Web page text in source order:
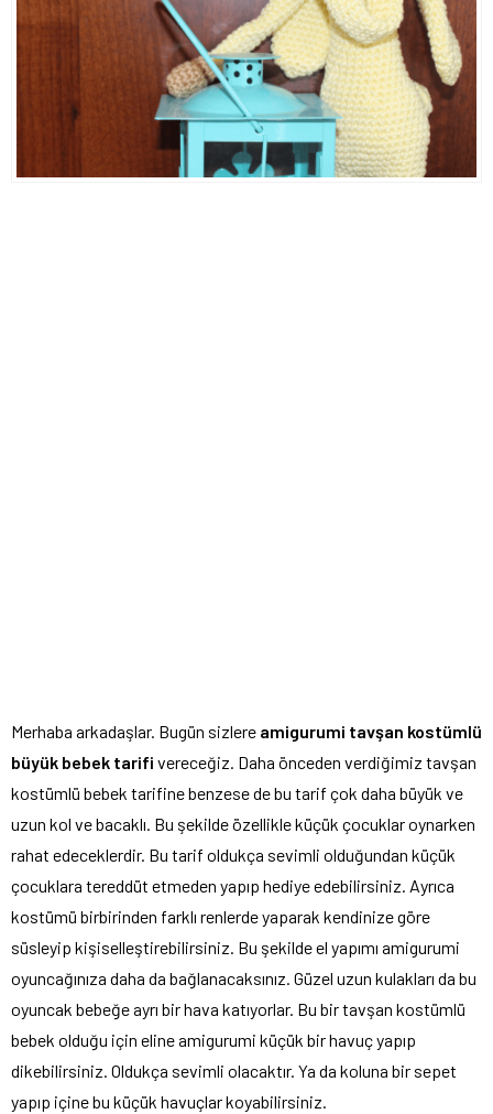
Merhaba arkadaşlar. Bugün sizlere amigurumi tavşan kostümlü
büyük bebek tarifi vereceğiz. Daha önceden verdiğimiz tavşan
kostümlü bebek tarifine benzese de bu tarif çok daha büyük ve
uzun kol ve bacaklı. Bu şekilde özellikle küçük çocuklar oynarken
rahat edeceklerdir. Bu tarif oldukça sevimli olduğundan küçük
çocuklara tereddüt etmeden yapıp hediye edebilirsiniz. Ayrıca
kostümü birbirinden farklı renlerde yaparak kendinize göre
süsleyip kişiselleştirebilirsiniz. Bu şekilde el yapımı amigurumi
oyuncağınıza daha da bağlanacaksınız. Güzel uzun kulakları da bu
oyuncak bebeğe ayrı bir hava katıyorlar. Bu bir tavşan kostümlü
bebek olduğu için eline amigurumi küçük bir havuç yapıp
dikebilirsiniz. Oldukça sevimli olacaktır. Ya da koluna bir sepet
yapıp içine bu küçük havuçlar koyabilirsiniz.